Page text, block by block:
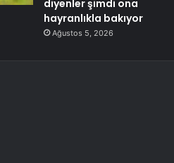
diyenler şimdi ona
hayranlıkla bakıyor
Ağustos 5, 2026